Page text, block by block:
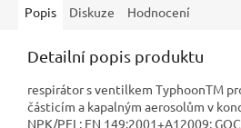
Popis Diskuze Hodnocení
Detailní popis produktu
respirátor s ventilkem TyphoonTM
částicím a kapalným aerosolům v
NPK/PEL; EN 149:2001+A12009;